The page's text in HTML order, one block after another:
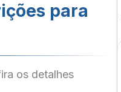
para
os detalhes